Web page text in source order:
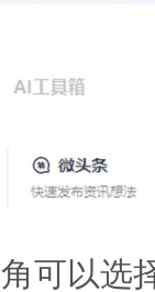
以选